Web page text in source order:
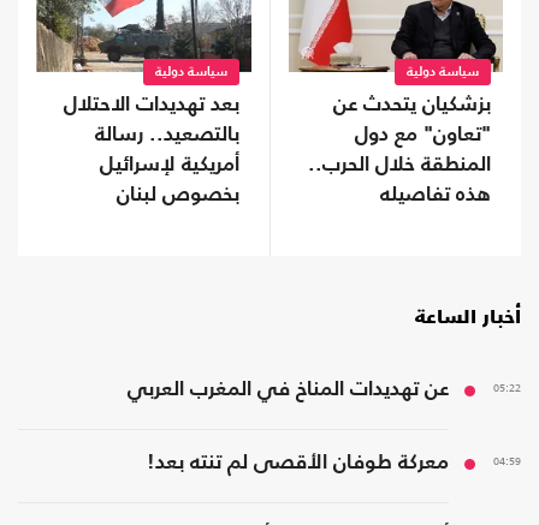
سياسة دولية
بزشكيان يتحدث عن
"تعاون" مع دول
المنطقة خلال الحرب..
هذه تفاصيله
سياسة دولية
بعد تهديدات الاحتلال
بالتصعيد.. رسالة
أمريكية لإسرائيل
بخصوص لبنان
أخبار الساعة
05:22 عن تهديدات المناخ في المغرب العربي
04:59 معركة طوفان الأقصى لم تنته بعد!